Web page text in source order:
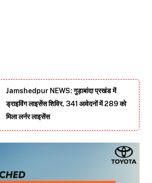
Jamshedpur NEWS: गुड़ाबांदा प्रखंड में
ड्राइविंग लाइसेंस शिविर, 341 आवेदनों में 289 को
मिला लर्नर लाइसेंस